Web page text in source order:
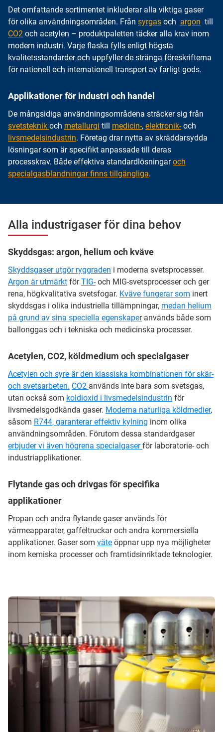
Det omfattande sortimentet inkluderar alla viktiga gaser
för olika användningsområden. Från syrgas och argon till
CO2 och acetylen – produktpaletten täcker alla krav inom
modern industri. Varje flaska fylls enligt högsta
kvalitetsstandarder och uppfyller de stränga föreskrifterna
för nationell och internationell transport av farligt gods.
Applikationer för industri och handel
De mångsidiga användningsområdena sträcker sig från
svetsteknik och metallurgi till medicin-, elektronik-och
livsmedelsindustrin. Företag drar nytta av skräddarsydda
lösningar som är specifikt anpassade till deras
processkrav. Både effektiva standardlösningaroch
specialgasblandningar finns tillgängliga.
Alla industrigaser för dina behov
Skyddsgas: argon, helium och kväve
Skyddsgaser utgör ryggraden i moderna svetsprocesser.
Argon är utmärkt förTIG-och MIG-svetsprocesser och ger
rena, högkvalitativa svetsfogar. Kväve fungerar som inert
skyddsgas i olika industriella tillämpningar, medan helium
på grund av sina speciella egenskaperanvänds både som
ballonggas och i tekniska och medicinska processer.
Acetylen, CO2, köldmedium och specialgaser
Acetylen och syre är den klassiska kombinationen för skär-
och svetsarbeten. CO2 används inte bara som svetsgas,
utan också som koldioxid i livsmedelsindustrin för
livsmedelsgodkända gaser. Moderna naturliga köldmedier,
såsom R744, garanterar effektiv kylning inom olika
användningsområden. Förutom dessa standardgaser
erbjuder vi även högrena specialgaser för laboratorie- och
industriapplikationer.
Flytande gas och drivgas för specifika
applikationer
Propan och andra flytande gaser används för
värmeapparater, gaffeltruckar och andra kommersiella
applikationer. Gaser som väte öppnar upp nya möjligheter
inom kemiska processer och framtidsinriktade teknologier.